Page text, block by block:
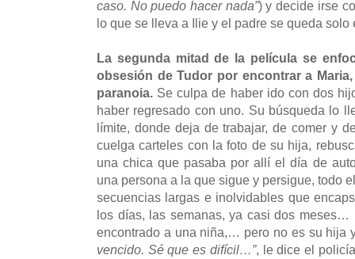
caso. No puedo hacer nada”) y decide irse
lo que se lleva a Ilie y el padre se queda
La segunda mitad de la película se
obsesión de Tudor por encontrar a
paranoia. Se culpa de haber ido con dos
haber regresado con uno. Su búsqueda lo
límite, donde deja de trabajar, de comer y
cuelga carteles con la foto de su hija,
una chica que pasaba por allí el día de
una persona a la que sigue y persigue, todo
secuencias largas e inolvidables que
los días, las semanas, ya casi dos
encontrado a una niña,… pero no es su hija
vencido. Sé que es difícil…”, le dice el